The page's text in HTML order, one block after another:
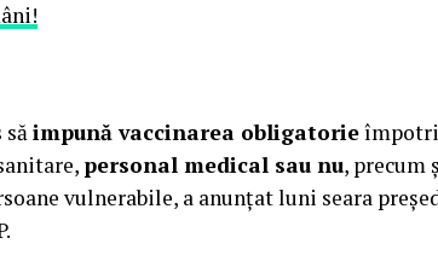
săimpună vaccinarea obligatorie
personal medical sau nu, precum
vulnerabile, a anunțat luni seara